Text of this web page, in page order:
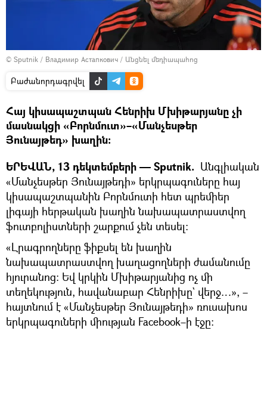
© Sputnik / Владимир Астапкович / Անցնել մեդիապահոց
Բաժանորդագրվել
Հայ կիսապաշտպան Հենրիխ Մխիթարյանը չի
մասնակցի «Բորնմուտ»–«Մանչեսթեր
Յունայթեդ» խաղին։
ԵՐԵՎԱՆ, 13 դեկտեմբերի — Sputnik. Անգլիական
«Մանչեսթեր Յունայթեդի» երկրպագուները հայ
կիսապաշտպանին Բորնմուտի հետ պրեմիեր
լիգայի հերթական խաղին նախապատրաստվող
ֆուտբոլիստների շարքում չեն տեսել։
«Լրագրողները ֆիքսել են խաղին
նախապատրաստվող խաղացողների ժամանումը
հյուրանոց։ Եվ կրկին Մխիթարյանից ոչ մի
տեղեկություն, հավանաբար Հենրիխը` վերջ…», –
հայտնում է «Մանչեսթեր Յունայթեդի» ռուսախոս
երկրպագուների միության Facebook–ի էջը։